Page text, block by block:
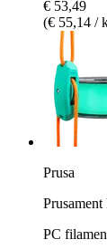
€ 53,49
(€ 55,14 /
Prusa
PC